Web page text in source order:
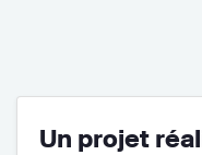
Un projet